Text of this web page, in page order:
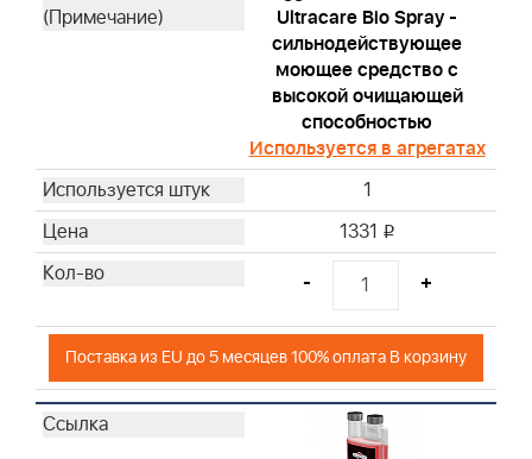
Ultracare Bio Spray -
сильнодействующее
моющее средство с
высокой очищающей
способностью
Используется в агрегатах
1
1331 i
- +
Поставка из EU до 5 месяцев 100% оплата В корзину